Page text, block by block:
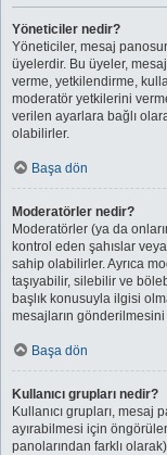
Yöneticiler nedir?
Yöneticiler, mesaj
üyelerdir. Bu üyeler,
verme, yetkilendirme,
moderatör yetkilerini
verilen ayarlara bağlı
olabilirler.
Başa dön
Moderatörler nedir?
Moderatörler (ya da
kontrol eden şahıslar
sahip olabilirler. Ayrıca
taşıyabilir, silebilir ve
başlık konusuyla ilgisi
mesajların
Başa dön
Kullanıcı grupları nedir?
Kullanıcı grupları, mesaj
ayırabilmesi için
panolarından farklı